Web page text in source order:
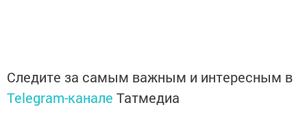
Следите за самым важным и интересным в
Telegram-канале Татмедиа